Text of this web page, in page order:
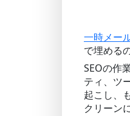
一時メー
で埋める
SEOの作
ティ、ツ
起こし、
クリーン